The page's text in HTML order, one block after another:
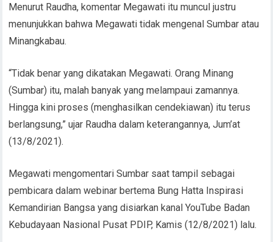
Menurut Raudha, komentar Megawati itu muncul justru
menunjukkan bahwa Megawati tidak mengenal Sumbar atau
Minangkabau.
“Tidak benar yang dikatakan Megawati. Orang Minang
(Sumbar) itu, malah banyak yang melampaui zamannya.
Hingga kini proses (menghasilkan cendekiawan) itu terus
berlangsung,” ujar Raudha dalam keterangannya, Jum’at
(13/8/2021).
Megawati mengomentari Sumbar saat tampil sebagai
pembicara dalam webinar bertema Bung Hatta Inspirasi
Kemandirian Bangsa yang disiarkan kanal YouTube Badan
Kebudayaan Nasional Pusat PDIP, Kamis (12/8/2021) lalu.